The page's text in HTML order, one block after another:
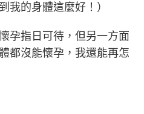
我的身體這麼好！）
孕指日可待，但另一方面
都沒能懷孕，我還能再怎